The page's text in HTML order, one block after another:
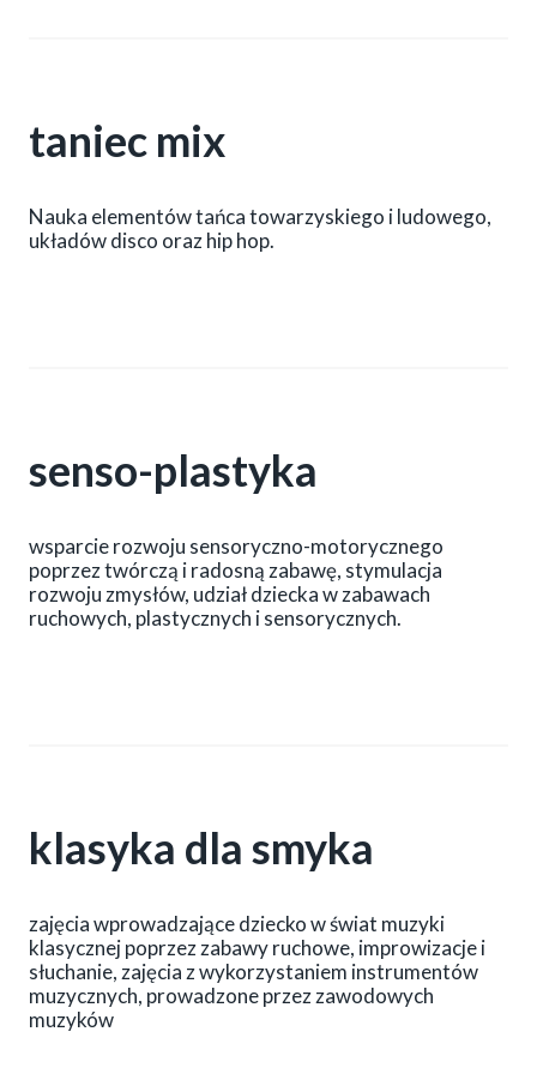
taniec mix
Nauka elementów tańca towarzyskiego i ludowego,
układów disco oraz hip hop.
senso-plastyka
wsparcie rozwoju sensoryczno-motorycznego
poprzez twórczą i radosną zabawę, stymulacja
rozwoju zmysłów, udział dziecka w zabawach
ruchowych, plastycznych i sensorycznych.
klasyka dla smyka
zajęcia wprowadzające dziecko w świat muzyki
klasycznej poprzez zabawy ruchowe, improwizacje i
słuchanie, zajęcia z wykorzystaniem instrumentów
muzycznych, prowadzone przez zawodowych
muzyków